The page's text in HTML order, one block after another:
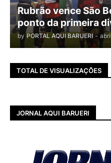
Rubrão vence São
ponto da primeira
by PORTAL AQUI BARUERI -
TOTAL DE VISUALIZAÇÕES
JORNAL AQUI BARUERI